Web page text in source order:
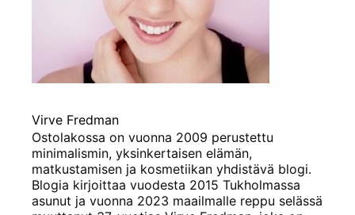
Virve Fredman
Ostolakossa on vuonna 2009 perustettu
minimalismin, yksinkertaisen elämän,
matkustamisen ja kosmetiikan yhdistävä blogi.
Blogia kirjoittaa vuodesta 2015 Tukholmassa
asunut ja vuonna 2023 maailmalle reppu selässä